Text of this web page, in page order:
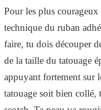
Pour les plus
technique du ruban
faire, tu dois découper
de la taille du tatouage
appuyant fortement sur
tatouage soit bien collé,